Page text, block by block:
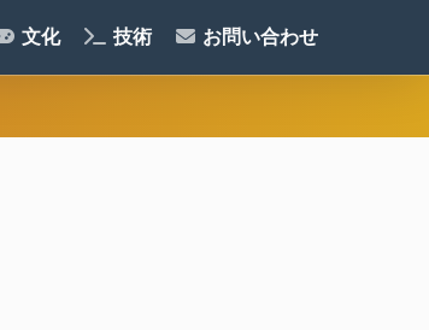
文化 技術 お問い合わせ